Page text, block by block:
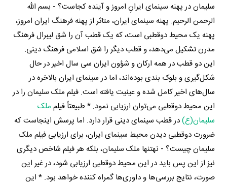
سلیمان در پهنه‌ سینمای ایرانِ امروز و آینده کجاست؟ - بسم الله
الرحمن الرحیم. پهنه‌ سینمای ایران، متاثر از پهنه فرهنگ ایران امروز،
پهنه یک محیط دوقطبی است، که یک قطب آن را شق لیبرال فرهنگ
مدرن تشکیل می‌دهد، و قطب دیگر را شق اسلامی فرهنگ دینی.
این دو قطب در همه ارکان و شؤون ایران سی سال اخیر در حال
شکل‌گیری و بلوک بندی بوده‌اند، اما در سینمای ایران بالاخره در
سال‌های اخیر کامل شده و عینیت یافته است. فیلم ملک سلیمان را در
این محیط دوقطبی می‌توان ارزیابی نمود. * طبیعتاً فیلم ملک
سلیمان(ع)در قطب سینمای دینی قرار دارد. اما پرسش اینجاست که
ضرورت دوقطبی دیدن محیط سینمای ایران، برای ارزیابی فیلم ملک
سلیمان چیست؟ - نه‎تنها ملک سلیمان، بلکه هر فیلم شاخص دیگری
نیز از این پس باید در این محیط دوقطبی ارزیابی شود، در غیر این
صورت، نتایج بررسی‌ها و داوری‌ها گمراه کننده خواهد بود. * این